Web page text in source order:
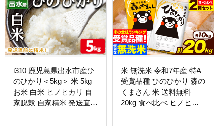
i310 鹿児島県出水市産ひ
のひかり＜5kg＞ 米 5kg
お米 白米 ヒノヒカリ 自
家脱穀 自家精米 発送直前
米 無洗米 令和7年産 特A
受賞品種 ひのひかり 森の
くまさん 米 送料無料
20kg 食べ比べ ヒノヒカ